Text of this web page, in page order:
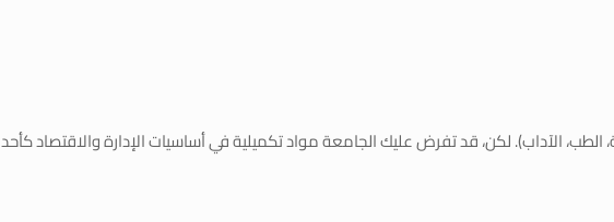
الطب، الآداب). لكن، قد تفرض عليك الجامعة مواد تكميلية في أساسيات الإدارة والاقتصاد